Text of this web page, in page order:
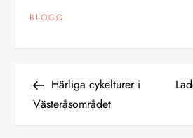
BLOGG
I
Previous
Post
Härliga cykelturer i
Västeråsområdet